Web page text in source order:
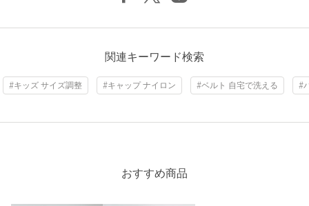
※商品を使用前に、タグ等に記載されている「取り扱い上の注意
り、実際の色味と異なって見える場合がございます。あらかじめ
※商品の色味の目安は、商品単体の画像をご参照ください。
店舗へお問い合わせの際は、全国のgreen label relaxing各店舗ま
関連キーワード検索
#キッズ サイズ調整 #キャップ ナイロン #ベルト 自宅で洗える #
おすすめ商品